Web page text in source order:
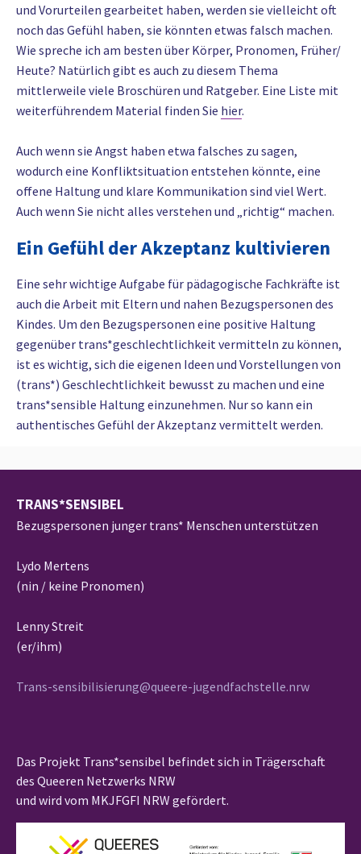
und Vorurteilen gearbeitet haben, werden sie vielleicht oft
noch das Gefühl haben, sie könnten etwas falsch machen.
Wie spreche ich am besten über Körper, Pronomen, Früher/
Heute? Natürlich gibt es auch zu diesem Thema
mittlerweile viele Broschüren und Ratgeber. Eine Liste mit
weiterführendem Material finden Sie hier.
Auch wenn sie Angst haben etwa falsches zu sagen,
wodurch eine Konfliktsituation entstehen könnte, eine
offene Haltung und klare Kommunikation sind viel Wert.
Auch wenn Sie nicht alles verstehen und „richtig“ machen.
Ein Gefühl der Akzeptanz kultivieren
Eine sehr wichtige Aufgabe für pädagogische Fachkräfte ist
auch die Arbeit mit Eltern und nahen Bezugspersonen des
Kindes. Um den Bezugspersonen eine positive Haltung
gegenüber trans*geschlechtlichkeit vermitteln zu können,
ist es wichtig, sich die eigenen Ideen und Vorstellungen von
(trans*) Geschlechtlichkeit bewusst zu machen und eine
trans*sensible Haltung einzunehmen. Nur so kann ein
authentisches Gefühl der Akzeptanz vermittelt werden.
TRANS*SENSIBEL
Bezugspersonen junger trans* Menschen unterstützen
Lydo Mertens
(nin / keine Pronomen)
Lenny Streit
(er/ihm)
Trans-sensibilisierung@queere-jugendfachstelle.nrw
Das Projekt Trans*sensibel befindet sich in Trägerschaft
des Queeren Netzwerks NRW
und wird vom MKJFGFI NRW gefördert.